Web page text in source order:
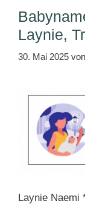
Laynie,
30. Mai 2025 von
Laynie Naemi